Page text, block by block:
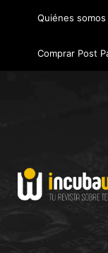
Quiénes somos
Comprar Post